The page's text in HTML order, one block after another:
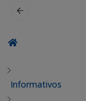
Informativos